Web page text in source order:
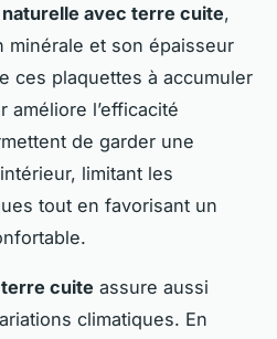
avec terre cuite,
minérale et son épaisseur
ces plaquettes à accumuler
améliore l’efficacité
de garder une
limitant les
tout en favorisant un
cuite assure aussi
climatiques. En